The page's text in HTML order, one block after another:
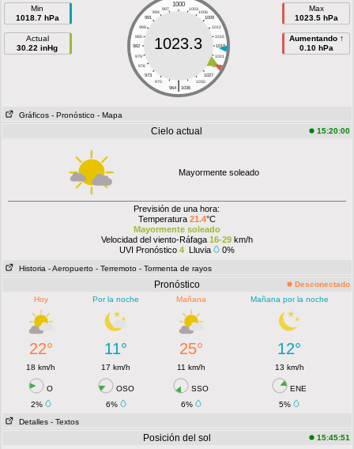
Min
1018.7 hPa
Actual
30.22 inHg
1000
997 1003
994
1006
991
1009
988
1012
985
1015
982
1018
979
1021
976
1024
973
1027
970
1030
|
964 1036
1023.3
Max
1023.5 hPa
Aumentando ↑
0.10 hPa
Gráficos - Pronóstico - Mapa
Cielo actual 15:20:00
Mayormente soleado
Previsión de una hora:
Temperatura 21.4°C
Mayormente soleado
Velocidad del viento-Ráfaga 16-29km/h
UVI Pronóstico 4Lluvia 0%
Historia - Aeropuerto - Terremoto - Tormenta de rayos
Pronóstico
Desconectado
Hoy
Por la noche Mañana Mañana por la noche
22° 11° 25° 12°
18 km/h 17 km/h 11 km/h 13 km/h
O OSO SSO
ENE
2%
6% 6%
5%
Detalles - Textos
Posición del sol 15:45:51